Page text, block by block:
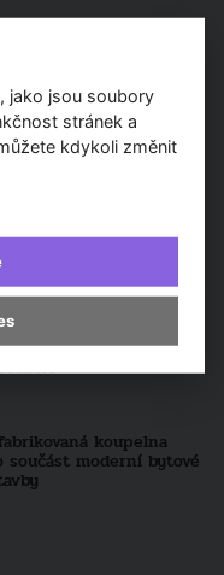
v Praze postaví čtvrť
Opatov. Bude stát
pět miliard korun
ale jinde. Z průzkumu
pro architekturu a
vyplývá, že lidem vadí
výstavby domů v jejich
koupelna
součást moderní bytové
jako jsou soubory
stránek a
kdykoli změnit